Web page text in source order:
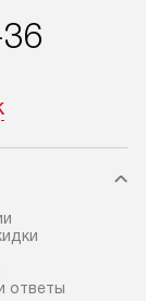
ответы